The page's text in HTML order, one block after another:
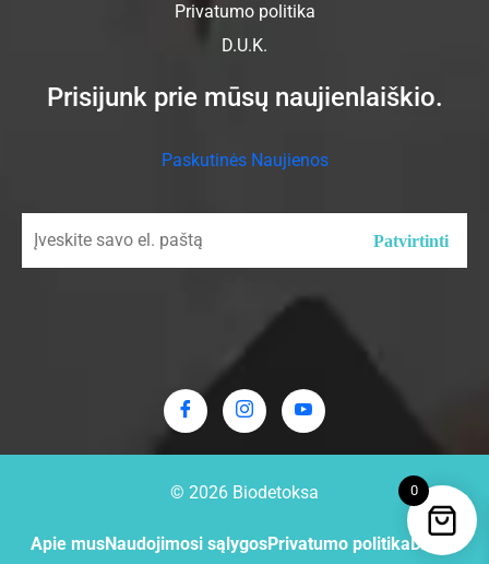
Privatumo politika
D.U.K.
Prisijunk prie mūsų naujienlaiškio.
Paskutinės Naujienos
© 2026 Biodetoksa
Apie musNaudojimosi sąlygosPrivatumo politika D.U.K.
0